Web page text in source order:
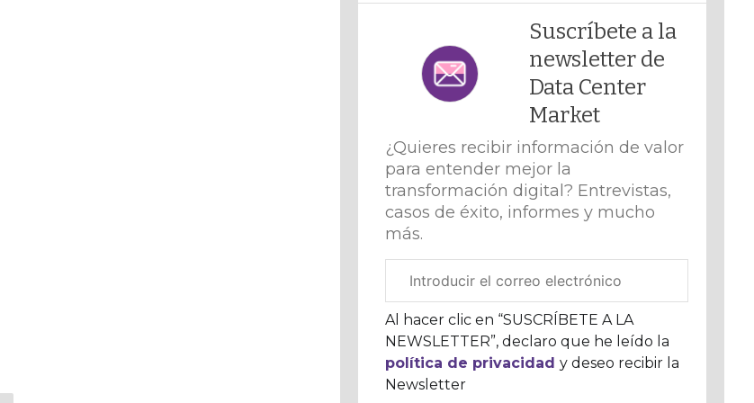
Suscríbete a la
newsletter de
Data Center
Market
¿Quieres recibir información de valor
para entender mejor la
transformación digital? Entrevistas,
casos de éxito, informes y mucho
más.
electrónico
corporativo
Al hacer clic en “SUSCRÍBETE A LA
NEWSLETTER”, declaro que he leído la
política de privacidady deseo recibir la
Newsletter